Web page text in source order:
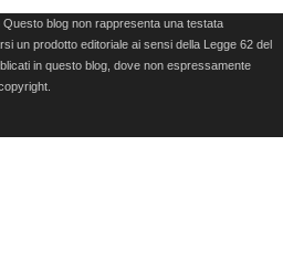
blog non rappresenta una testata
un prodotto editoriale ai sensi della Legge 62 del
in questo blog, dove non espressamente